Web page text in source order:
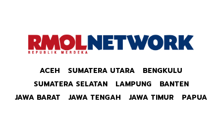
ACEH SUMATERA UTARA
BENGKULU
SUMATERA SELATAN
LAMPUNG
BANTEN
JAWA BARAT
JAWA TENGAH JAWA TIMUR PAPUA